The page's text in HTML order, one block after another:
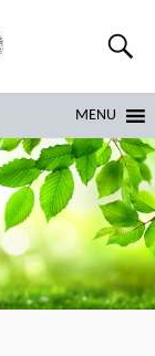
MENU